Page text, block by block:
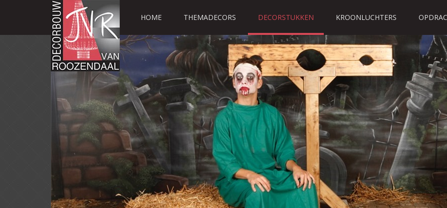
HOME THEMADECORS DECORSTUKKEN KROONLUCHTERS